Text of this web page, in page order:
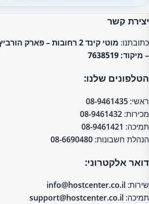
יצירת קשר
כתובתנו:
מוטי קינד 2 רחובות – פארק
– מיקוד: 7638519
הטלפונים שלנו:
ראשי: 08-9461435
מכירות: 08-9461432
תמיכה: 08-9461421
הנהלת חשבונות: 08-6690480
דואר אלקטרוני:
שירות: info@hostcenter.co.il
תמיכה: support@hostcenter.co.il